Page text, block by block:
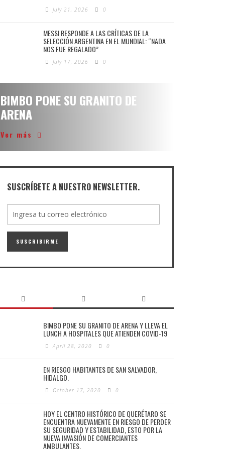
July 21, 2026 0
MESSI RESPONDE A LAS CRÍTICAS DE LA
SELECCIÓN ARGENTINA EN EL MUNDIAL: “NADA
NOS FUE REGALADO”
July 17, 2026 0
BIMBO PONE SU GRANITO DE
ARENA
Ver más
SUSCRÍBETE A NUESTRO NEWSLETTER.
BIMBO PONE SU GRANITO DE ARENA Y LLEVA EL
LUNCH A HOSPITALES QUE ATIENDEN COVID-19
April 28, 2020 0
EN RIESGO HABITANTES DE SAN SALVADOR,
HIDALGO.
October 17, 2020 0
HOY EL CENTRO HISTÓRICO DE QUERÉTARO SE
ENCUENTRA NUEVAMENTE EN RIESGO DE PERDER
SU SEGURIDAD Y ESTABILIDAD, ESTO POR LA
NUEVA INVASIÓN DE COMERCIANTES
AMBULANTES.